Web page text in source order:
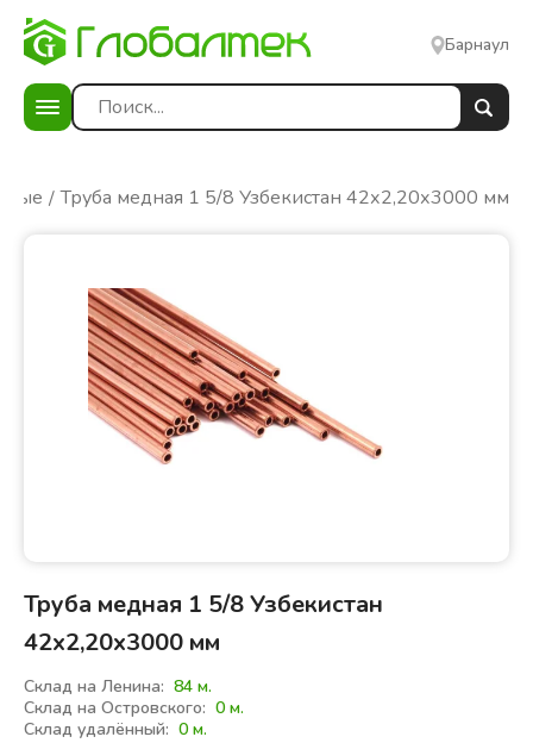
Барнаул
Труба медная 1 5/8 Узбекистан 42х2,20х3000 мм
Труба медная 1 5/8 Узбекистан
42х2,20х3000 мм
Склад на Ленина: 84 м.
Склад на Островского: 0 м.
Склад удалённый: 0 м.